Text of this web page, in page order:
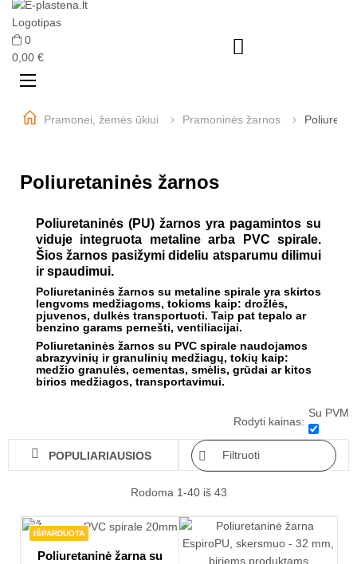

0
0,00 €
Perjungti
☰
Pramonei, žemės ūkiui Pramoninės žarnos
Poliuretaninės žarnos
Poliuretaninės (PU) žarnos yra pagamintos su
viduje integruota metaline arba PVC spirale.
Šios žarnos pasižymi dideliu atsparumu dilimui
ir spaudimui.
Poliuretaninės žarnos su metaline spirale yra skirtos
lengvoms medžiagoms, tokioms kaip: drožlės,
pjuvenos, dulkės transportuoti. Taip pat tepalo ar
benzino garams pernešti, ventiliacijai.
Poliuretaninės žarnos su PVC spirale naudojamos
abrazyvinių ir granulinių medžiagų, tokių kaip:
medžio granulės, cementas, smėlis, grūdai ar kitos
birios medžiagos, transportavimui.
Rodyti kainas:
Su PVM
 POPULIARIAUSIOS  Filtruoti
Rodoma 1-40 iš 43
IŠPARDUOTA
Poliuretaninė žarna su